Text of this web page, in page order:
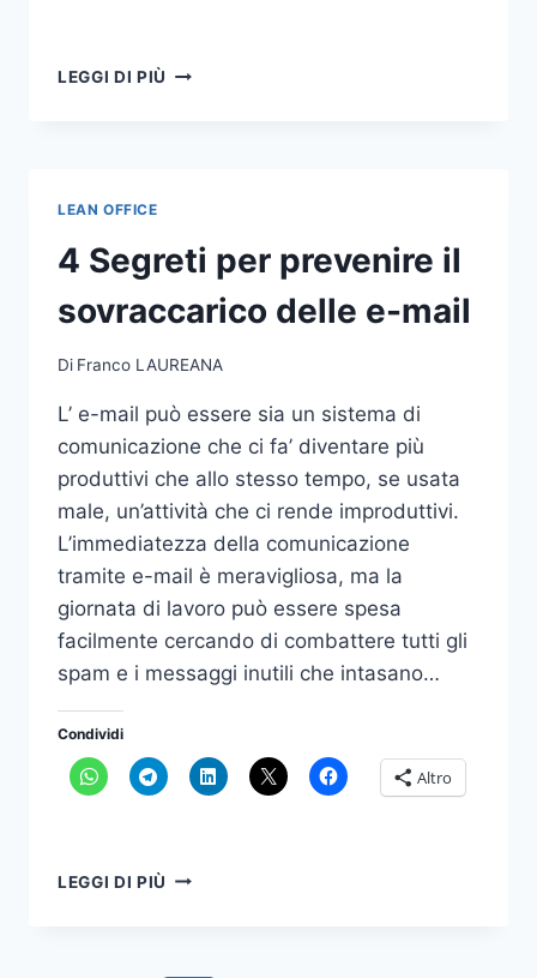
LEGGI DI PIÙ COME
LEAN OFFICE
4 Segreti per prevenire il
sovraccarico delle e-mail
Di Franco LAUREANA
L’ e-mail può essere sia un sistema di
comunicazione che ci fa’ diventare più
produttivi che allo stesso tempo, se usata
male, un’attività che ci rende improduttivi.
L’immediatezza della comunicazione
tramite e-mail è meravigliosa, ma la
giornata di lavoro può essere spesa
facilmente cercando di combattere tutti gli
spam e i messaggi inutili che intasano…
Condividi
Altro
LEGGI DI PIÙ 4